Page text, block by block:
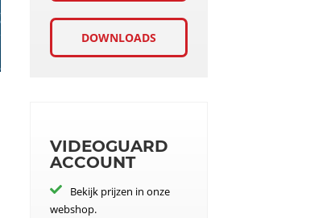
DOWNLOADS
VIDEOGUARD
ACCOUNT
Bekijk prijzen in onze
webshop.